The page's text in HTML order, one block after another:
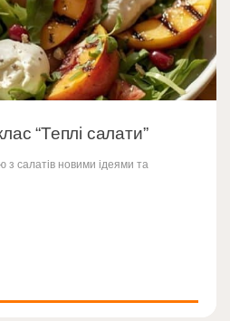
“Теплі салати”
з салатів новими ідеями та